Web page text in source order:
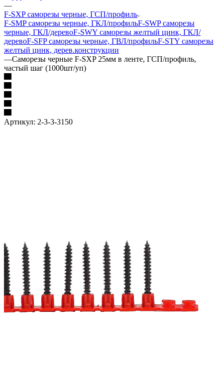
—
F-SXP саморезы черные, ГСП/профиль
F-SMP саморезы черные, ГКЛ/профильF-SWP саморезы
черные, ГКЛ/деревоF-SWY саморезы желтый цинк, ГКЛ/
деревоF-SFP саморезы черные, ГВЛ/профильF-STY саморезы
желтый цинк, дерев.конструкции
—Саморезы черные F-SXP 25мм в ленте, ГСП/профиль,
частый шаг (1000шт/уп)
Артикул: 2-3-3-3150